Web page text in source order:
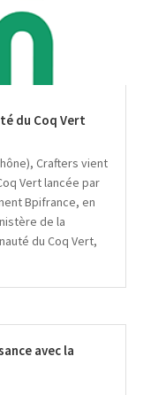
du Coq Vert
Crafters vient
Vert lancée par
Bpifrance, en
de la
du Coq Vert,
avec la